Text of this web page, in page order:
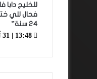
فحال للي
24 سنة”
13:48 | 31 أغسطس، 2023